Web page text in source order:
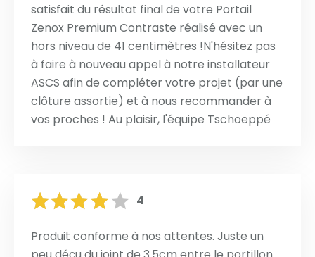
satisfait du résultat final de votre Portail
Zenox Premium Contraste réalisé avec un
hors niveau de 41 centimètres !N'hésitez pas
à faire à nouveau appel à notre installateur
ASCS afin de compléter votre projet (par une
clôture assortie) et à nous recommander à
vos proches ! Au plaisir, l'équipe Tschoeppé
4
Produit conforme à nos attentes. Juste un